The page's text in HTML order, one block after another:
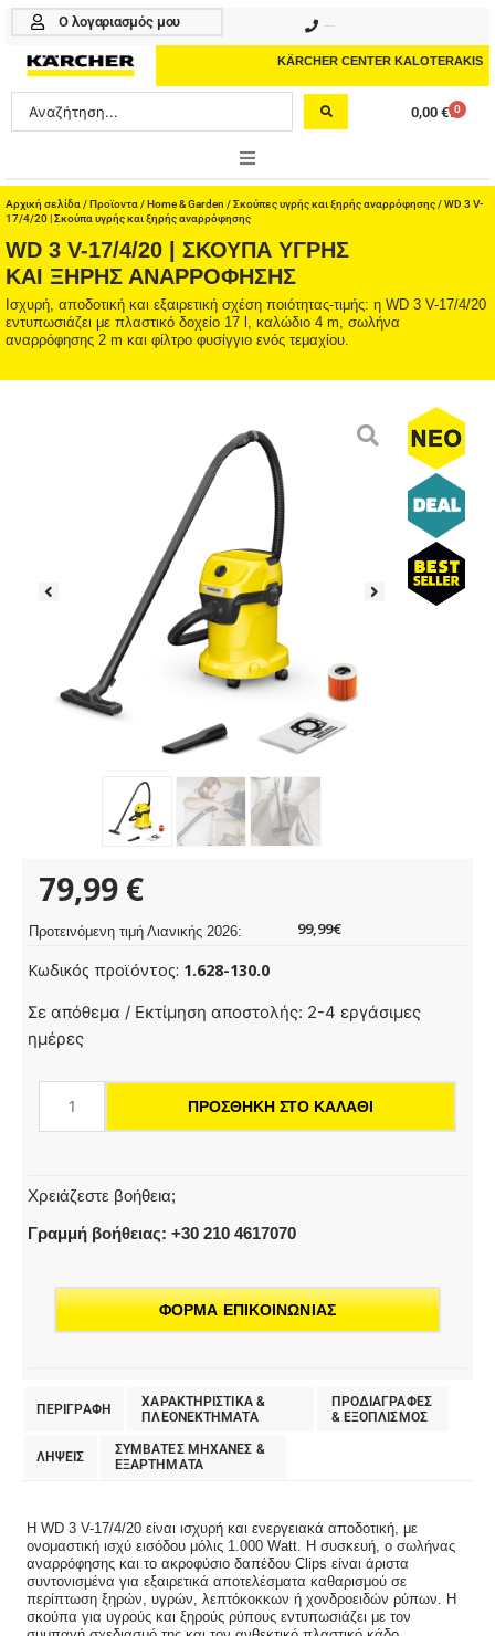
Μετάβαση
περιεχόμενο
Ο λογαριασμός μου
KÄRCHER CENTER KALOTERAKIS
Search
...
0,00 € 0
Cart
ONLINE SHOP
HOME & GARDEN
PROFESSIONAL
ΑΞΕΣΟΥΑΡ
Αρχική σελίδα /Προϊοντα /Home & Garden /Σκούπες υγρής και ξηρής αναρρόφησης/ WD 3 V-
17/4/20 | Σκούπα υγρής και ξηρής αναρρόφησης
WD 3 V-17/4/20 | ΣΚΟΎΠΑ ΥΓΡΉΣ
ΚΑΙ ΞΗΡΉΣ ΑΝΑΡΡΌΦΗΣΗΣ
Ισχυρή, αποδοτική και εξαιρετική σχέση ποιότητας-τιμής: η WD 3 V-17/4/20
εντυπωσιάζει με πλαστικό δοχείο 17 l, καλώδιο 4 m, σωλήνα
αναρρόφησης 2 m και φίλτρο φυσίγγιο ενός τεμαχίου.
79,99 €
Προτεινόμενη τιμή Λιανικής 2026: 99,99€
Κωδικός προϊόντος: 1.628-130.0
Σε απόθεμα / Εκτίμηση αποστολής: 2-4 εργάσιμες
ημέρες
WD
3
και
ξηρής
αναρρόφησης
ΠΡΟΣΘΉΚΗ ΣΤΟ ΚΑΛΆΘΙ
Χρειάζεστε βοήθεια;
Γραμμή βοήθειας: +30 210 4617070
ΦΟΡΜΑ ΕΠΙΚΟΙΝΩΝΙΑΣ
ΠΕΡΙΓΡΑΦΗ
ΧΑΡΑΚΤΗΡΙΣΤΙΚΑ &
ΠΛΕΟΝΕΚΤΗΜΑΤΑ
ΠΡΟΔΙΑΓΡΑΦΕΣ
& EΞΟΠΛΙΣΜΟΣ
ΛΗΨΕΙΣ
ΣΥΜΒΑΤΕΣ ΜΗΧΑΝΕΣ &
ΕΞΑΡΤΗΜΑΤΑ
Η WD 3 V-17/4/20 είναι ισχυρή και ενεργειακά αποδοτική, με
ονομαστική ισχύ εισόδου μόλις 1.000 Watt. Η συσκευή, ο σωλήνας
αναρρόφησης και το ακροφύσιο δαπέδου Clips είναι άριστα
συντονισμένα για εξαιρετικά αποτελέσματα καθαρισμού σε
περίπτωση ξηρών, υγρών, λεπτόκοκκων ή χονδροειδών ρύπων. Η
σκούπα για υγρούς και ξηρούς ρύπους εντυπωσιάζει με τον